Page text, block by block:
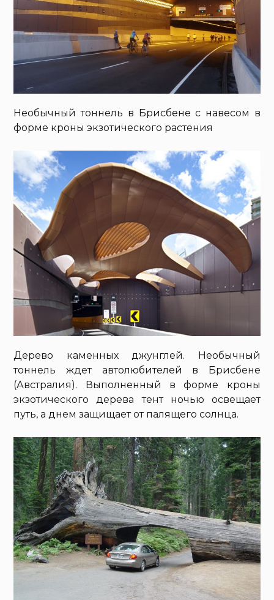
Необычный тоннель в Брисбене с навесом в
форме кроны экзотического растения
Дерево каменных джунглей. Необычный
тоннель ждет автолюбителей в Брисбене
(Австралия). Выполненный в форме кроны
экзотического дерева тент ночью освещает
путь, а днем защищает от палящего солнца.